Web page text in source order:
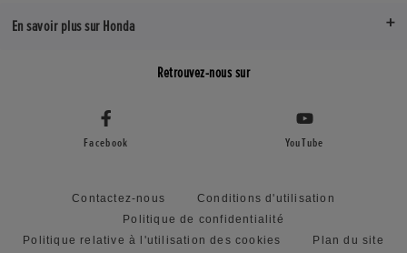
En savoir plus sur Honda
Retrouvez-nous sur
Facebook YouTube
Contactez-nous
Conditions d'utilisation
Politique de confidentialité
Politique relative à l'utilisation des cookies
Plan du site